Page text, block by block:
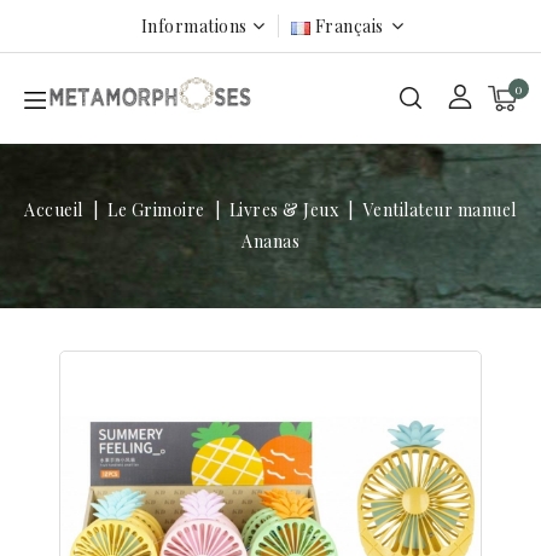
Informations Français
0
Accueil Le Grimoire Livres & Jeux
Ventilateur manuel
Ananas